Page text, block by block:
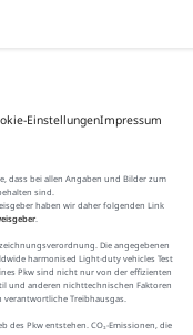
EinstellungenImpressum
dass bei allen Angaben und Bilder zum
sind.
haben wir daher folgenden Link
.
Die angegebenen
harmonised Light-duty vehicles Test
Pkw sind nicht nur von der effizienten
und anderen nichttechnischen Faktoren
Treibhausgas.
des Pkw entstehen. CO₂-Emissionen, die